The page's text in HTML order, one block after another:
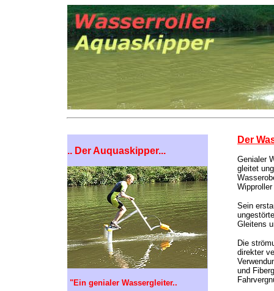
.. Der Auquaskipper...
"Ein genialer Wassergleiter..
Der
Genialer
gleitet
Sein
Gleitens
Die
direkter
und